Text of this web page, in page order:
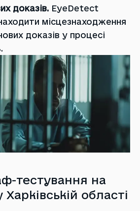
доказів. EyeDetect
місцезнаходження
доказів у процесі
тестування на
області